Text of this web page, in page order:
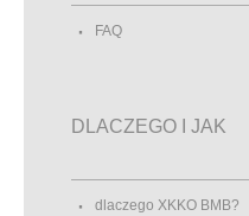
FAQ
DLACZEGO I JAK
dlaczego XKKO BMB?